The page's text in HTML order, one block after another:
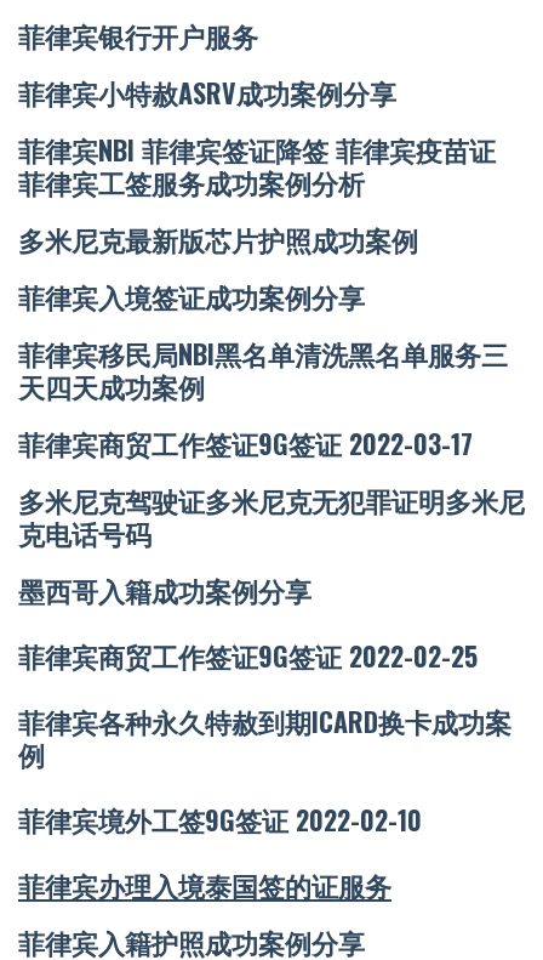
菲律宾银行开户服务
菲律宾小特赦ASRV成功案例分享
菲律宾NBI 菲律宾签证降签 菲律宾疫苗证
菲律宾工签服务成功案例分析
多米尼克最新版芯片护照成功案例
菲律宾入境签证成功案例分享
菲律宾移民局NBI黑名单清洗黑名单服务三
天四天成功案例
菲律宾商贸工作签证9G签证 2022-03-17
多米尼克驾驶证多米尼克无犯罪证明多米尼
克电话号码
墨西哥入籍成功案例分享
菲律宾商贸工作签证9G签证 2022-02-25
菲律宾各种永久特赦到期ICARD换卡成功案
例
菲律宾境外工签9G签证 2022-02-10
菲律宾办理入境泰国签的证服务
菲律宾入籍护照成功案例分享